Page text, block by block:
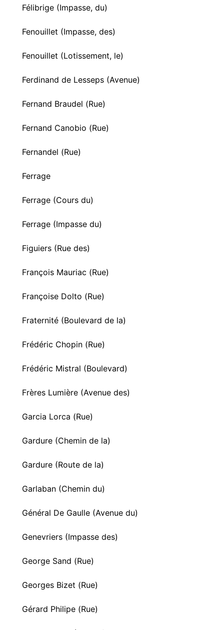
Félibrige (Impasse, du)
Fenouillet (Impasse, des)
Fenouillet (Lotissement, le)
Ferdinand de Lesseps (Avenue)
Fernand Braudel (Rue)
Fernand Canobio (Rue)
Fernandel (Rue)
Ferrage
Ferrage (Cours du)
Ferrage (Impasse du)
Figuiers (Rue des)
François Mauriac (Rue)
Françoise Dolto (Rue)
Fraternité (Boulevard de la)
Frédéric Chopin (Rue)
Frédéric Mistral (Boulevard)
Frères Lumière (Avenue des)
Garcia Lorca (Rue)
Gardure (Chemin de la)
Gardure (Route de la)
Garlaban (Chemin du)
Général De Gaulle (Avenue du)
Genevriers (Impasse des)
George Sand (Rue)
Georges Bizet (Rue)
Gérard Philipe (Rue)